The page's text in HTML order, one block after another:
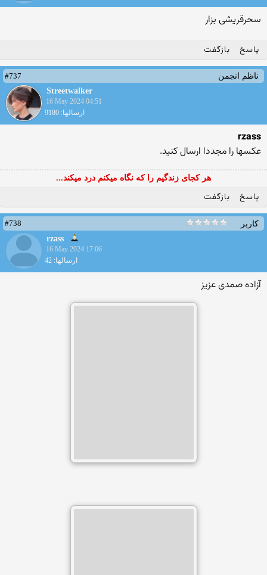
سحرقریشی بزار
پاسخ بازگفت
ناظم انجمن
#737
Streetwalker
16 May 2024 04:51
ارسالها: 9180
rzass
عکسها را مجددا ارسال کنید.
هر کجای زندگیم را که نگاه میکنم درد میکند...
پاسخ بازگفت
کاربر
#738
rzass
16 May 2024 17:06
ارسالها: 42
آزاده صمدی عزیز